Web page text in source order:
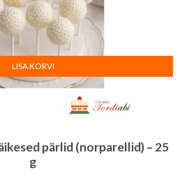
pärlid (norparellid) – 25
g
LISA KORVI